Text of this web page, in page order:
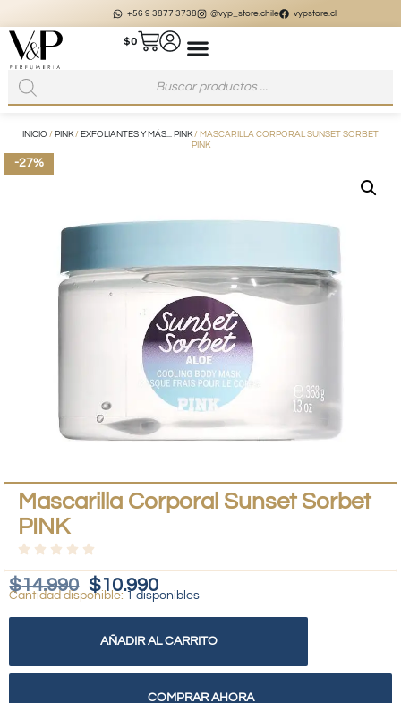
+56 9 3877 3738 @vyp_store.chile vypstore.cl
$0
INICIO / PINK/ EXFOLIANTES Y MÁS... PINK/ MASCARILLA CORPORAL SUNSET SORBET
PINK
-27%
Mascarilla Corporal Sunset Sorbet
PINK
$14.990 $10.990
1 disponibles
AÑADIR AL CARRITO
COMPRAR AHORA